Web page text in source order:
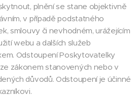
plnění se stane objektivně
v případě podstatného
smlouvy či nevhodném, urážejícím
webu a dalších služeb
Odstoupení Poskytovatelky
zákonem stanovených nebo v
důvodů. Odstoupení je účinné